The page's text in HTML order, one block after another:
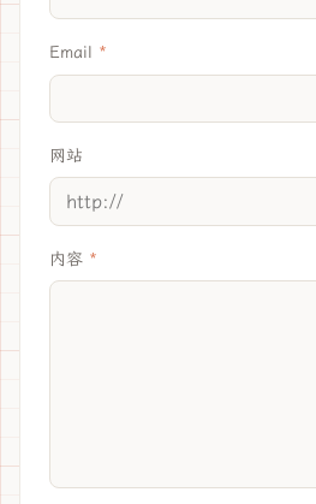
Email
网站
内容